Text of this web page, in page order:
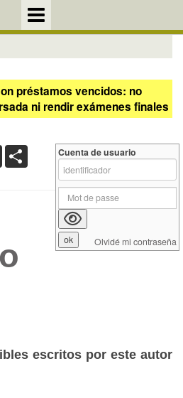
préstamos vencidos: no
ni rendir exámenes finales
Copy
Link
escritos por este autor
Cuenta de usuario
Olvidé mi contraseña